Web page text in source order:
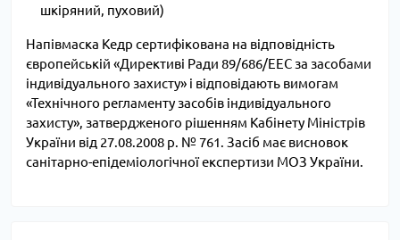
шкіряний, пуховий)
Напівмаска Кедр сертифікована на відповідність
європейській «Директиві Ради 89/686/ЕЕС за засобами
індивідуального захисту» і відповідають вимогам
«Технічного регламенту засобів індивідуального
захисту», затвердженого рішенням Кабінету Міністрів
України від 27.08.2008 р. № 761. Засіб має висновок
санітарно-епідеміологічної експертизи МОЗ України.